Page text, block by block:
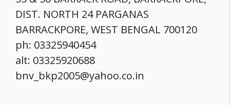
DIST. NORTH 24 PARGANAS
BARRACKPORE, WEST BENGAL 700120
ph: 03325940454
alt: 03325920688
bnv_bkp2005@yahoo.co.in